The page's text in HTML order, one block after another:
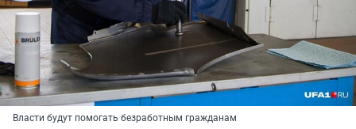
Власти будут помогать безработным гражданам